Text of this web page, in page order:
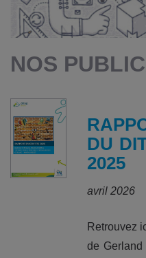
NOS
DU
2025
avril 2026
Retrouvez
de Gerland